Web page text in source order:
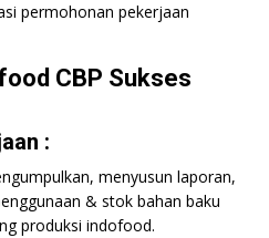
permohonan pekerjaan
CBP Sukses
:
menyusun laporan,
& stok bahan baku
produksi indofood.